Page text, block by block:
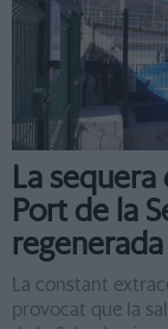
La
Port de la
regenerada
La constant
provocat que la